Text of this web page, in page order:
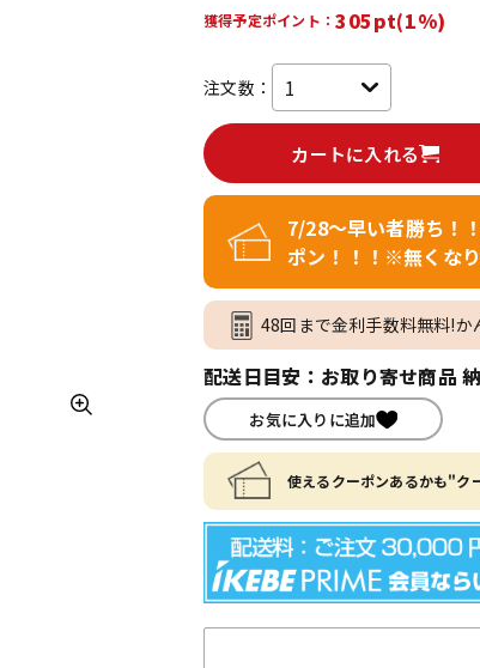
獲得予定ポイント：305pt(1%)
注文数：
カートに入れる
7/28～早い者勝ち！
ポン！！！※無くな
48回まで金利手数料無料!
配送日目安：お取り寄せ商品
お気に入りに追加
使えるクーポンあるかも"ク